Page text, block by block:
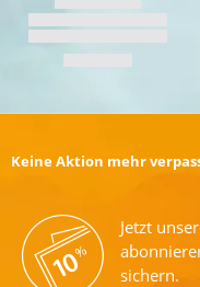
Keine Aktion mehr
Jetzt
sichern.